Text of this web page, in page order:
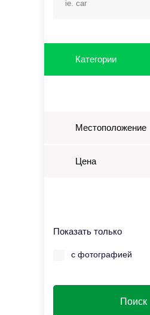
Категории
Местоположение
Цена
Показать только
с фотографией